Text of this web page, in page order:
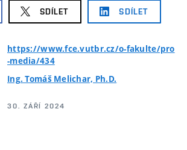
SDÍLET SDÍLET
https://www.fce.vutbr.cz/o-fakulte/pro
-media/434
Ing. Tomáš Melichar, Ph.D.
30. ZÁŘÍ 2024